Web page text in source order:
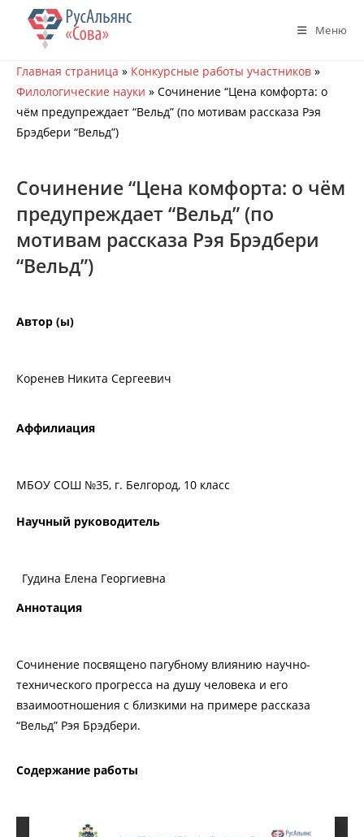
Перейти
содержимому
Меню
Главная страница » Конкурсные работы участников »
Филологические науки » Сочинение “Цена комфорта: о
чём предупреждает “Вельд” (по мотивам рассказа Рэя
Брэдбери “Вельд”)
Сочинение “Цена комфорта: о чём
предупреждает “Вельд” (по
мотивам рассказа Рэя Брэдбери
“Вельд”)
Автор (ы)
Коренев Никита Сергеевич
Аффилиация
МБОУ СОШ №35, г. Белгород, 10 класс
Научный руководитель
Гудина Елена Георгиевна
Аннотация
Сочинение посвящено пагубному влиянию научно-
технического прогресса на душу человека и его
взаимоотношения с близкими на примере рассказа
“Вельд” Рэя Брэдбери.
Содержание работы